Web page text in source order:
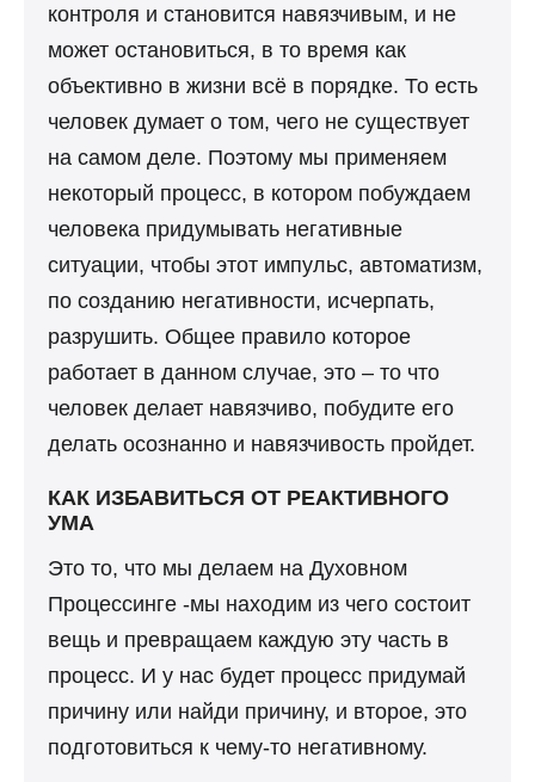
контроля и становится навязчивым, и не
может остановиться, в то время как
объективно в жизни всё в порядке. То есть
человек думает о том, чего не существует
на самом деле. Поэтому мы применяем
некоторый процесс, в котором побуждаем
человека придумывать негативные
ситуации, чтобы этот импульс, автоматизм,
по созданию негативности, исчерпать,
разрушить. Общее правило которое
работает в данном случае, это – то что
человек делает навязчиво, побудите его
делать осознанно и навязчивость пройдет.
КАК ИЗБАВИТЬСЯ ОТ РЕАКТИВНОГО
УМА
Это то, что мы делаем на Духовном
Процессинге -мы находим из чего состоит
вещь и превращаем каждую эту часть в
процесс. И у нас будет процесс придумай
причину или найди причину, и второе, это
подготовиться к чему-то негативному.